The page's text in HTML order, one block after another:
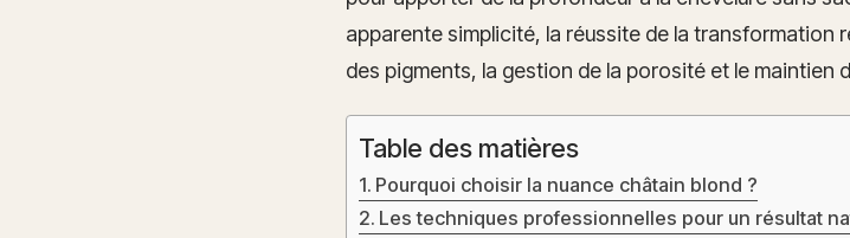
apparente simplicité, la réussite de la transformation
des pigments, la gestion de la porosité et le maintien
Table des matières
Pourquoi choisir la nuance châtain blond ?
Les techniques professionnelles pour un résultat